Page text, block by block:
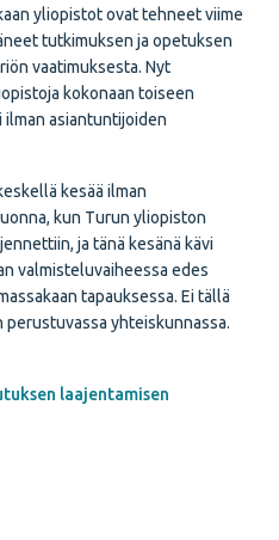
yliopistot ovat tehneet viime
tutkimuksen ja opetuksen
vaatimuksesta. Nyt
kokonaan toiseen
asiantuntijoiden
kesää ilman
kun Turun yliopiston
ja tänä kesänä kävi
valmisteluvaiheessa edes
tapauksessa. Ei tällä
yhteiskunnassa.
laajentamisen